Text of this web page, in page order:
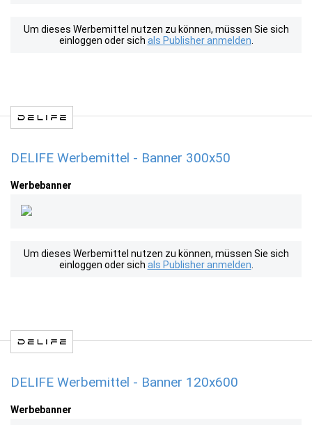
Um dieses Werbemittel nutzen zu können, müssen Sie sich
einloggen oder sich als Publisher anmelden
DELIFE Werbemittel - Banner 300x50
Werbebanner
Um dieses Werbemittel nutzen zu können, müssen Sie sich
einloggen oder sich als Publisher anmelden
DELIFE Werbemittel - Banner 120x600
Werbebanner